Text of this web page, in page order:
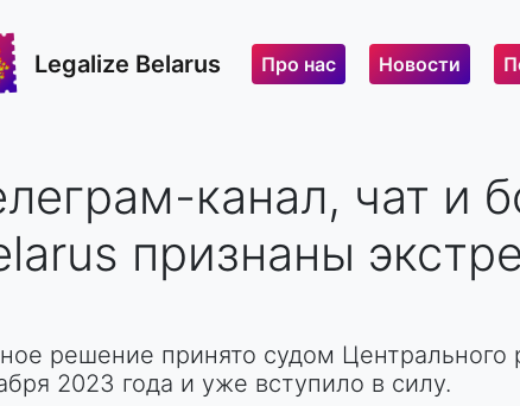
Legalize Belarus Про нас Новости
канал, чат и
признаны
решение принято судом Центрального
2023 года и уже вступило в силу.